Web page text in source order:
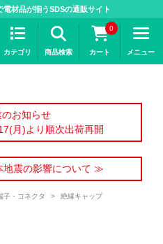
材品が揃うSDSの通販サイト
カテゴリ 商品検索
0
カート メニュー
お知らせ
月)より順次出荷再開
地震の影響について ≫
子・コネクタ > 絶縁キャップ